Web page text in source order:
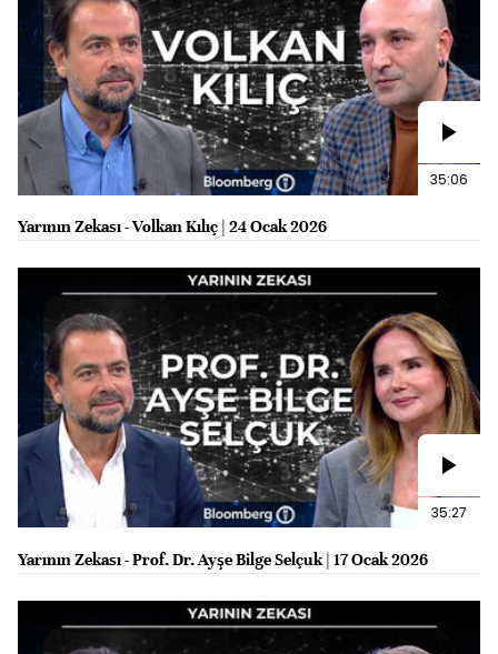
35:06
Yarının Zekası - Volkan Kılıç | 24 Ocak 2026
35:27
Yarının Zekası - Prof. Dr. Ayşe Bilge Selçuk | 17 Ocak 2026